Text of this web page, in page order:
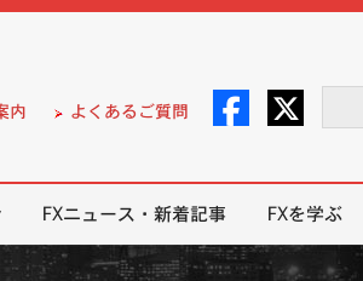
内 よくあるご質問
FXニュース・新着記事 FXを学ぶ